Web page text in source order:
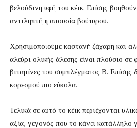
βελούδινη υφή του κέικ. Επίσης
αντιληπτή η απουσία βούτυρου.
Χρησιμοποιούμε καστανή ζάχαρη και
αλεύρι ολικής άλεσης είναι πλούσιο σε
βιταμίνες του συμπλέγματος Β. Επίσης
κορεσμού πιο εύκολα.
Τελικά σε αυτό το κέικ περιέχονται
αξία, γεγονός που το κάνει κατάλληλο